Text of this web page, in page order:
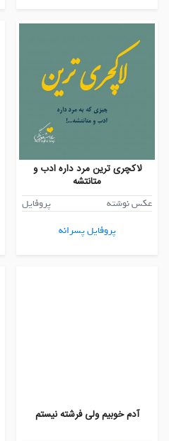
لاکچری ترین مرد داره ادب و
متانتشه
عکس نوشته
پروفایل
پروفایل پسرانه
آدم خوبیم ولی فرشته نیستم